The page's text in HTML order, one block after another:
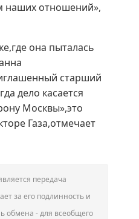
наших отношений»,
она пыталась
старший
дело касается
Москвы»,это
Газа,отмечает
передача
за его подлинность и
обмена - для всеобщего